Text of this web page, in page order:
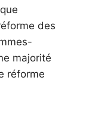
des
majorité
réforme